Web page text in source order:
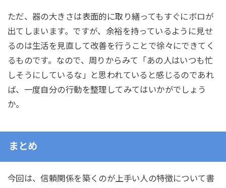
ただ、器の大きさは表面的に取り繕ってもすぐにボロが
出てしまいます。ですが、余裕を持っているように見せ
るのは生活を見直して改善を行うことで徐々にできてく
るものです。なので、周りからみて「あの人はいつも忙
しそうにしているな」と思われていると感じるのであれ
ば、一度自分の行動を整理してみてはいかがでしょう
か。
まとめ
今回は、信頼関係を築くのが上手い人の特徴について書